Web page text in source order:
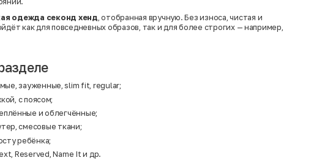
одежда секонд хенд, отобранная вручную. Без износа, чистая и
как для повседневных образов, так и для более строгих — например,
зауженные, slim fit, regular;
с поясом;
и облегчённые;
смесовые ткани;
ребёнка;
Reserved, Name It и др.